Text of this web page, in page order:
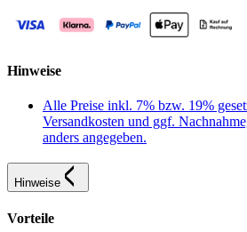
Hinweise
Alle Preise inkl. 7% bzw. 19%
Versandkosten und ggf.
anders angegeben.
Hinweise
Vorteile